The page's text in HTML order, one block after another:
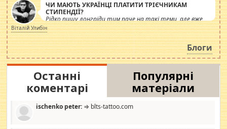
ЧИ МАЮТЬ УКРАЇНЦІ ПЛАТИТИ ТРІЄЧНИКАМ
СТИПЕНДІЇ?
Рідко пишу лонгріди тим паче на такі теми, але вже
просто дістало! Обурюють сьогоднішні інсенуації
навколо стипендіального питання. Штучно
роздувається ще одна соціальна катастрофа.
Віталій Улибін
Блоги
Останні
коментарі
Популярні
матеріали
ischenko peter: ⇒ blts-tattoo.com